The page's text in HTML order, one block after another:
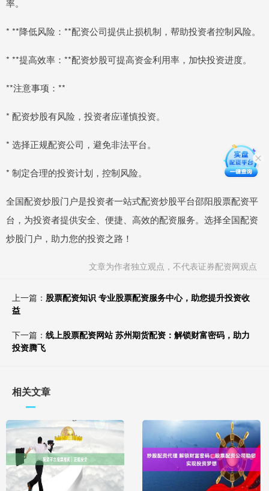
率。
* **降低风险：**配资公司提供止损机制，帮助投资者控制风险。
* **提高效率：**配资炒股可提高资金利用率，加快投资进度。
**注意事项：**
* 配资炒股有风险，投资者应谨慎投资。
* 选择正规配资公司，避免非法平台。
* 制定合理的投资计划，控制风险。
全国配资炒股门户是投资者一站式配资炒股平台邵阳股票配资平
台，为投资者提供安全、便捷、高效的配资服务。选择全国配资
炒股门户，助力您的投资之路！
文章为作者独立观点，不代表证券配资网观点
上一篇： 股票配资知识 专业股票配资服务中心，助您提升投资收
益
下一篇： 线上股票配资网站 苏州期货配资：解锁财富密码，助力
投资腾飞
相关文章